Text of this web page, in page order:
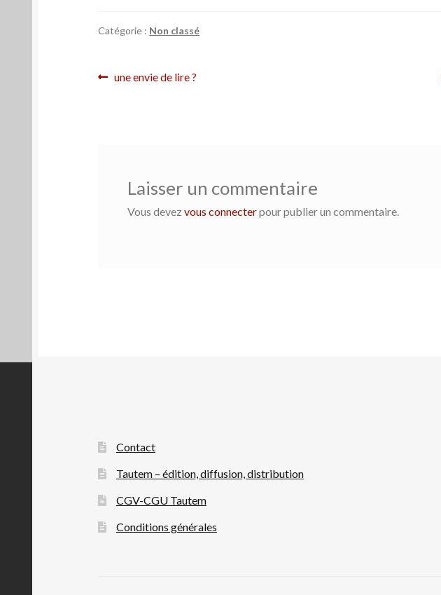
Catégorie : Non classé
Navigation
Article
une envie de lire ?
Laisser un commentaire
Vous devez vous connecterpour publier un commentaire.
Contact
Tautem – édition, diffusion, distribution
CGV-CGU Tautem
Conditions générales